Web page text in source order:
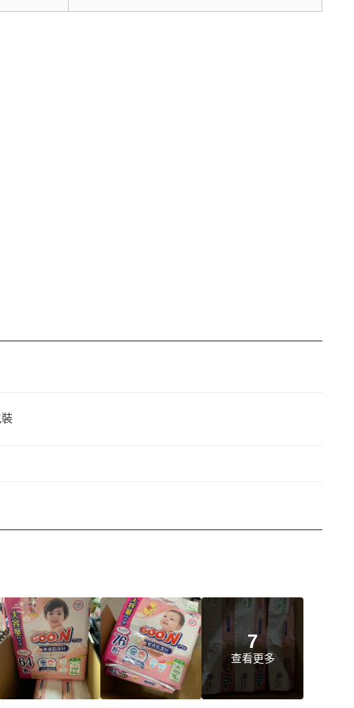
7
查看更多